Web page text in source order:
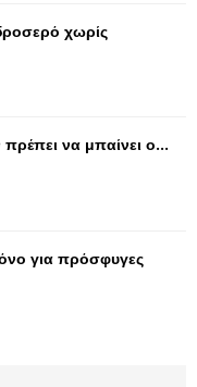
χωρίς
να μπαίνει ο...
για πρόσφυγες